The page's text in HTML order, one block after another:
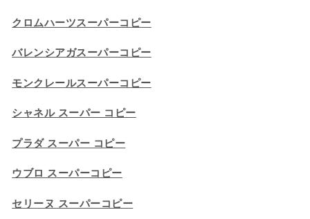
クロムハーツスーパーコピー
バレンシアガスーパーコピー
モンクレールスーパーコピー
シャネル スーパー コピー
プラダ スーパー コピー
ウブロ スーパーコピー
セリーヌ スーパーコピー​